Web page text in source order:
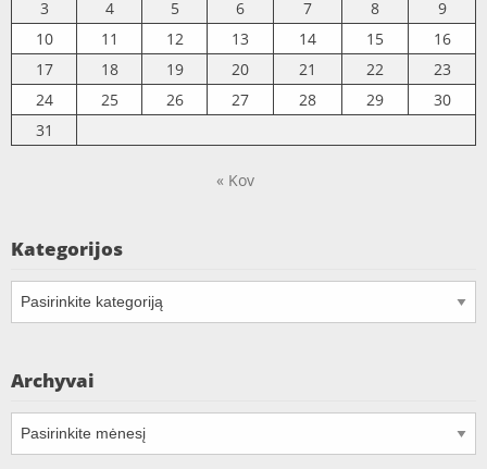
3 4 5 6 7 8
9
10
11 12 13 14 15
16
17
18 19 20 21 22
23
24
25 26 27 28 29
30
31
« Kov
Kategorijos
Kategorijos
Archyvai
Archyvai